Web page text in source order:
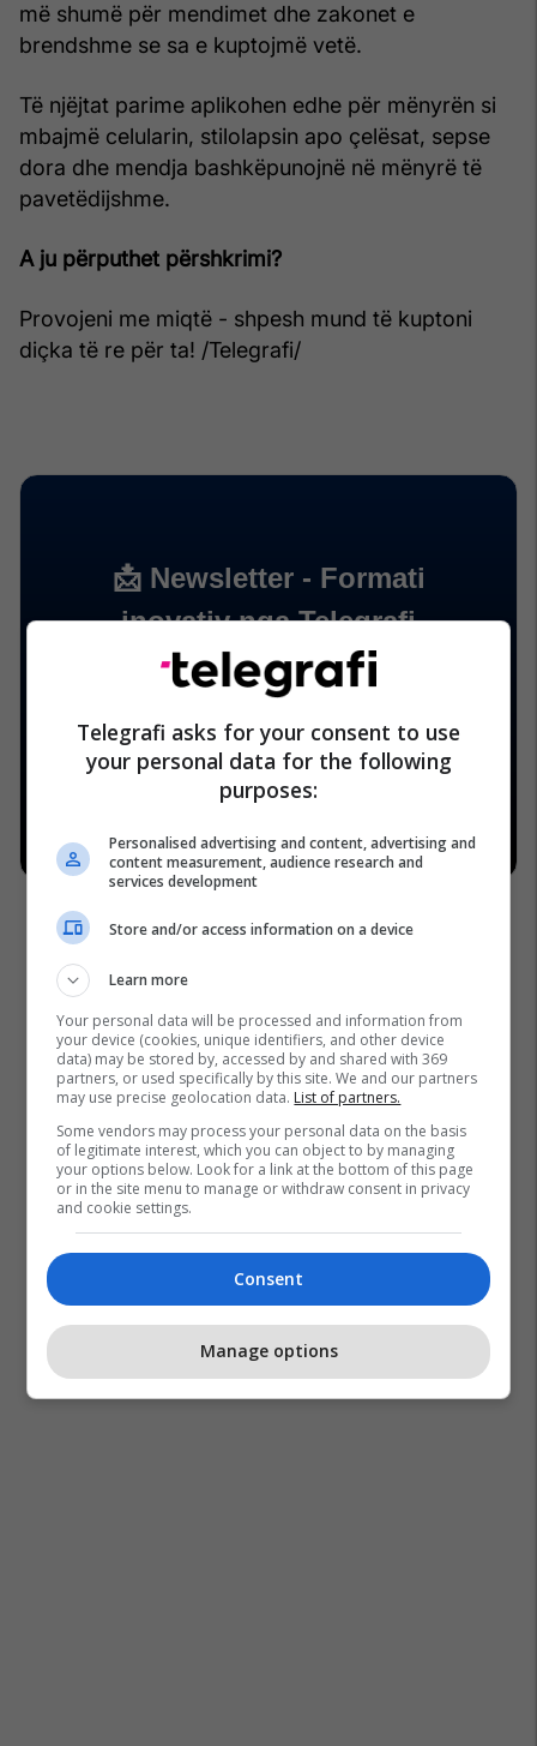
më shumë për mendimet dhe zakonet e
brendshme se sa e kuptojmë vetë.
Të njëjtat parime aplikohen edhe për mënyrën si
mbajmë celularin, stilolapsin apo çelësat, sepse
dora dhe mendja bashkëpunojnë në mënyrë të
pavetëdijshme.
A ju përputhet përshkrimi?
Provojeni me miqtë - shpesh mund të kuptoni
diçka të re për ta! /Telegrafi/
Telegrafi asks for your consent to use
your personal data for the following
purposes:
Personalised advertising and content, advertising and
content measurement, audience research and
services development
Store and/or access information on a device
Learn more
Your personal data will be processed and information from
your device (cookies, unique identifiers, and other device
data) may be stored by, accessed by and shared with 369
partners, or used specifically by this site. We and our partners
may use precise geolocation data. List of partners.
Some vendors may process your personal data on the basis
of legitimate interest, which you can object to by managing
your options below. Look for a link at the bottom of this page
or in the site menu to manage or withdraw consent in privacy
and cookie settings.
Consent
Manage options